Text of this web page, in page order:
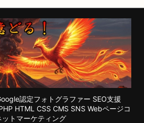
認定フォトグラファー SEO支援
HTML CSS CMS SNS Webページコ
トマーケティング